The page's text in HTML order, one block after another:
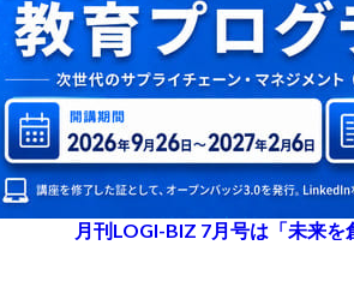
月刊LOGI-BIZ 7月号は「未来